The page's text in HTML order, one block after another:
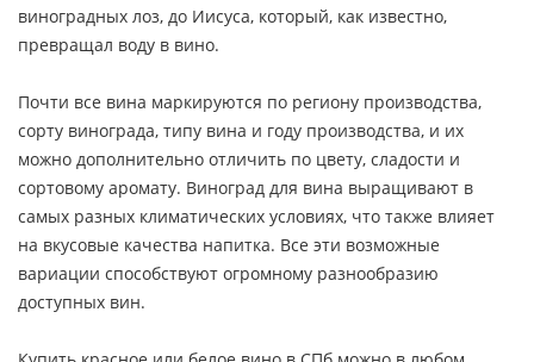
виноградных лоз, до Иисуса, который, как известно,
превращал воду в вино.
Почти все вина маркируются по региону производства,
сорту винограда, типу вина и году производства, и их
можно дополнительно отличить по цвету, сладости и
сортовому аромату. Виноград для вина выращивают в
самых разных климатических условиях, что также влияет
на вкусовые качества напитка. Все эти возможные
вариации способствуют огромному разнообразию
доступных вин.